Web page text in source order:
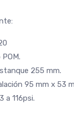
255 mm.
95 mm x 53
a 116psi.